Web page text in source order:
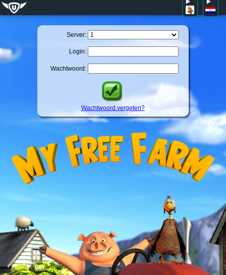
Server:
Login:
Wachtwoord:
Wachtwoord vergeten?